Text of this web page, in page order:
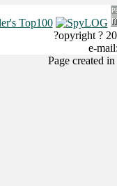
?opyright ?
e-
Page created